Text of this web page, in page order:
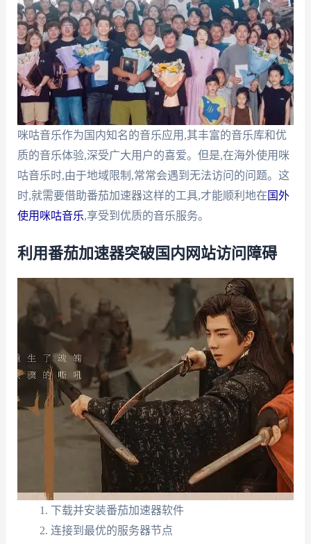
咪咕音乐作为国内知名的音乐应用,其丰富的音乐库和优
质的音乐体验,深受广大用户的喜爱。但是,在海外使用咪
咕音乐时,由于地域限制,常常会遇到无法访问的问题。这
时,就需要借助番茄加速器这样的工具,才能顺利地在 国外
使用咪咕音乐,享受到优质的音乐服务。
利用番茄加速器突破国内网站访问障碍
下载并安装番茄加速器软件
连接到最优的服务器节点